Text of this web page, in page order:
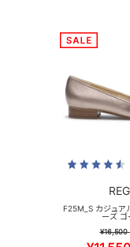
F25M_S カジュア
ーズ ゴ
¥16,500